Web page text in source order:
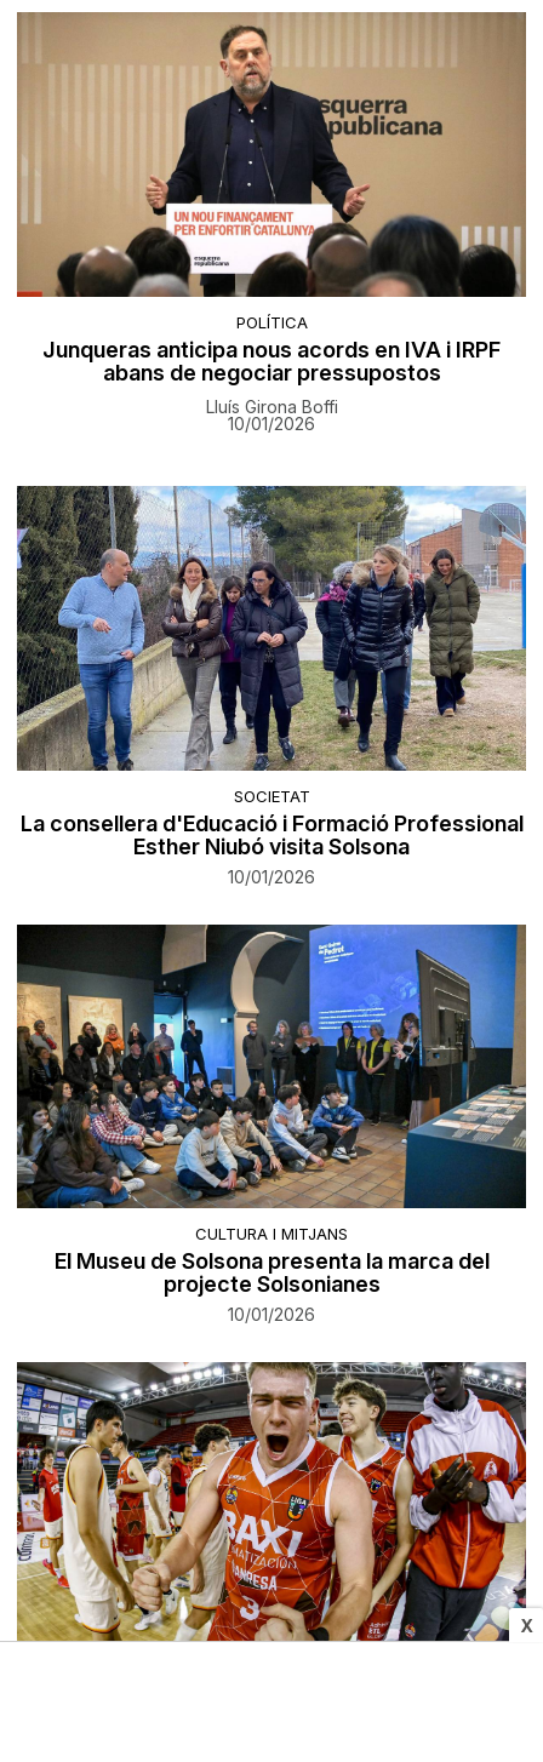
X
POLÍTICA
Junqueras anticipa nous acords en IVA i IRPF
abans de negociar pressupostos
Lluís Girona Boffi
10/01/2026
SOCIETAT
La consellera d'Educació i Formació Professional
Esther Niubó visita Solsona
10/01/2026
CULTURA I MITJANS
El Museu de Solsona presenta la marca del
projecte Solsonianes
10/01/2026